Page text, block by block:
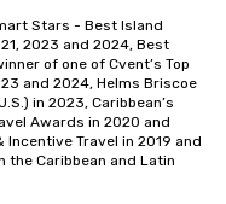
Stars - Best Island
2023 and 2024, Best
of one of Cvent’s Top
and 2024, Helms Briscoe
in 2023, Caribbean’s
Awards in 2020 and
Travel in 2019 and
the Caribbean and Latin